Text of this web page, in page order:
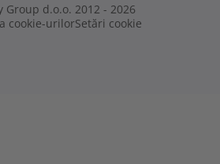
d.o.o. 2012 - 2026
cookie-urilorSetări cookie